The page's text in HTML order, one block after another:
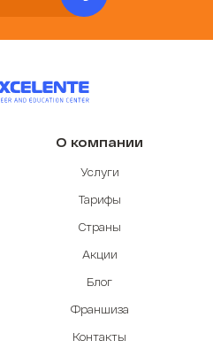
О компании
Услуги
Тарифы
Страны
Акции
Блог
Франшиза
Контакты